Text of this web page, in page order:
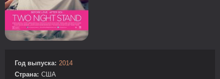
Год выпуска: 2014
Страна: США